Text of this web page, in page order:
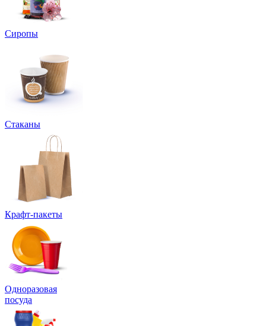
Сиропы
Стаканы
Крафт-пакеты
Одноразовая
посуда